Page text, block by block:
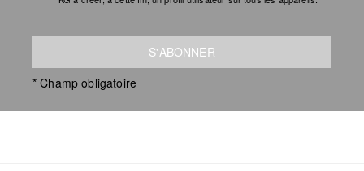
S'ABONNER
* Champ obligatoire